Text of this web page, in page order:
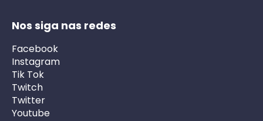
Nos siga nas redes
Facebook
Instagram
Tik Tok
Twitch
Twitter
Youtube